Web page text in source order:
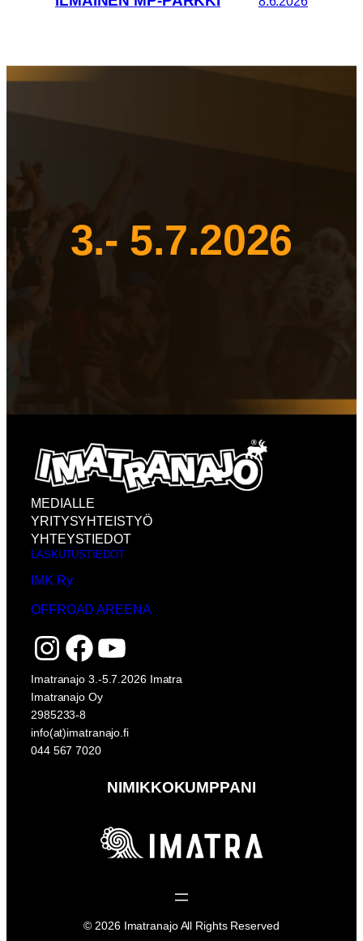
3.- 5.7.2026
MEDIALLE
YRITYSYHTEISTYÖ
YHTEYSTIEDOT
LASKUTUSTIEDOT
IMK Ry
OFFROAD AREENA
InstagramFacebook YouTube
Imatranajo 3.-5.7.2026 Imatra
Imatranajo Oy
2985233-8
info(at)imatranajo.fi
044 567 7020
NIMIKKOKUMPPANI
© 2026 Imatranajo All Rights Reserved